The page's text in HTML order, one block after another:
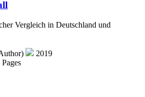
Vergleich in Deutschland und
2019